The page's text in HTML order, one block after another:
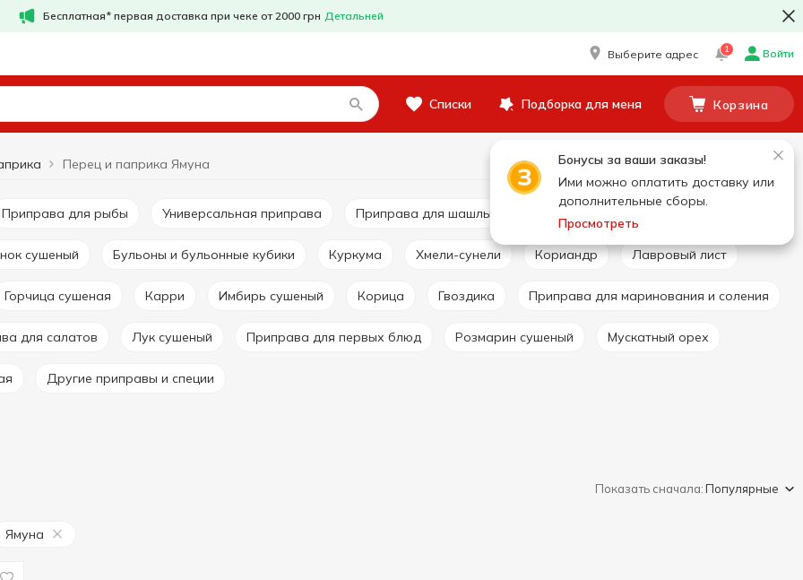
Бесплатная* первая доставка при чеке от 2000 грн Детальней
Выберите адрес 1 Войти
Списки Подборка для меня Корзина
Бонусы за ваши заказы!
Ими можно оплатить доставку или
дополнительные сборы.
Просмотреть
Перец и паприка Ямуна
Приправа для рыбы Универсальная приправа Приправа для шашлыка
сушеный Бульоны и бульонные кубики Куркума Хмели-сунели Кориандр Лавровый лист
Горчица сушеная Карри Имбирь сушеный Корица Гвоздика Приправа для маринования и соления
для салатов Лук сушеный Приправа для первых блюд Розмарин сушеный Мускатный орех
Другие приправы и специи
Показать сначала:Популярные
Ямуна